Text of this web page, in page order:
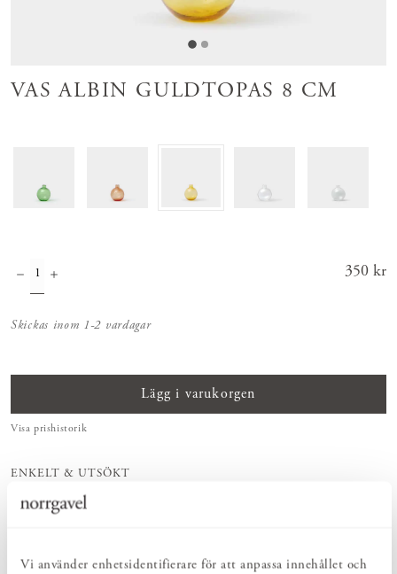
Vi använder enhetsidentifierare för att anpassa innehållet och
VAS ALBIN GULDTOPAS 8 CM
Pris :
350 kr
Skickas inom 1-2 vardagar
Lägg i varukorgen
Visa prishistorik
ENKELT & UTSÖKT
Hos oss hittar du ett kurerat sortiment av inredning som gör vardagslivet
både enkelt och vackert.
hållbara naturmaterial.